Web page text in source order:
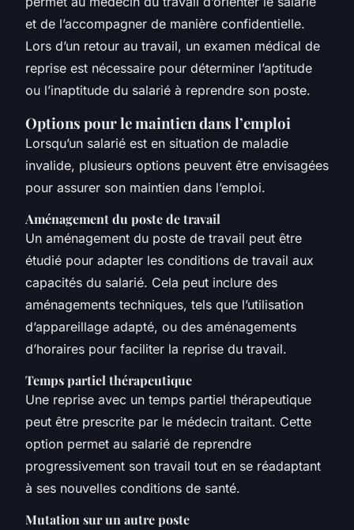
et de l’accompagner de manière confidentielle.
Lors d’un retour au travail, un examen médical de
reprise est nécessaire pour déterminer l’aptitude
ou l’inaptitude du salarié à reprendre son poste.
Options pour le maintien dans l’emploi
Lorsqu’un salarié est en situation de maladie
invalide, plusieurs options peuvent être envisagées
pour assurer son maintien dans l’emploi.
Aménagement du poste de travail
Un aménagement du poste de travail peut être
étudié pour adapter les conditions de travail aux
capacités du salarié. Cela peut inclure des
aménagements techniques, tels que l’utilisation
d’appareillage adapté, ou des aménagements
d’horaires pour faciliter la reprise du travail.
Temps partiel thérapeutique
Une reprise avec un temps partiel thérapeutique
peut être prescrite par le médecin traitant. Cette
option permet au salarié de reprendre
progressivement son travail tout en se réadaptant
à ses nouvelles conditions de santé.
Mutation sur un autre poste